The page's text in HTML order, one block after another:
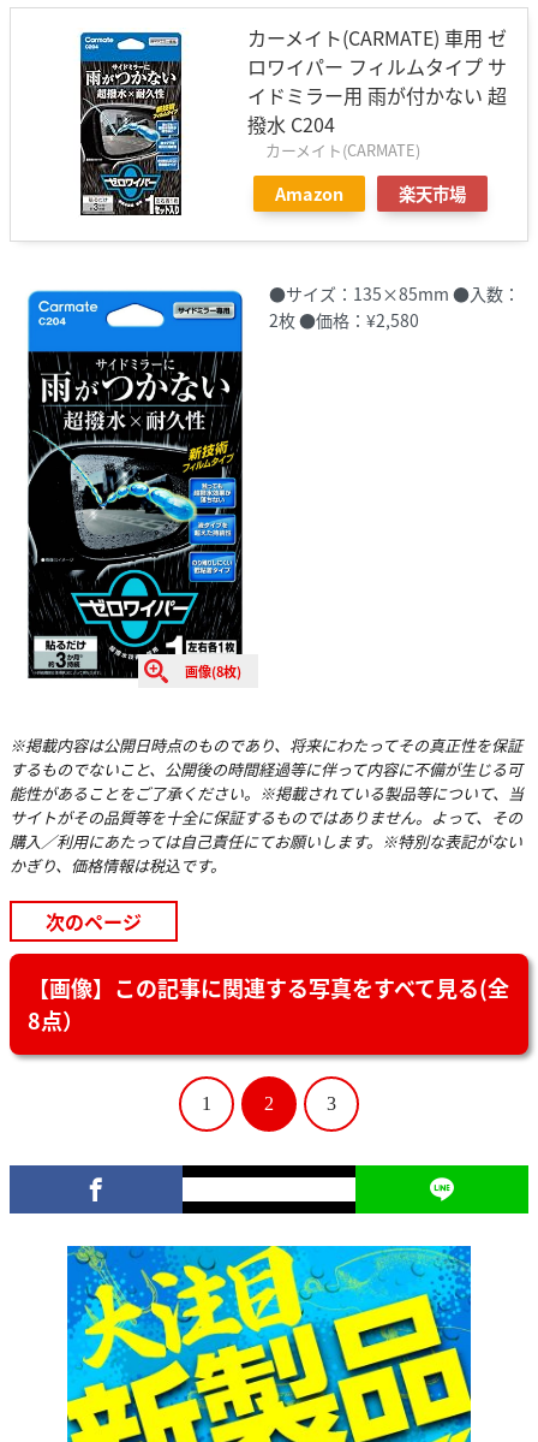
カーメイト(CARMATE) 車用 ゼ
ロワイパー フィルムタイプ サ
イドミラー用 雨が付かない 超
撥水 C204
カーメイト(CARMATE)
Amazon 楽天市場
画像(8枚)
●サイズ：135×85mm ●入数：
2枚 ●価格：¥2,580
※掲載内容は公開日時点のものであり、将来にわたってその真正性を保証
するものでないこと、公開後の時間経過等に伴って内容に不備が生じる可
能性があることをご了承ください。※掲載されている製品等について、当
サイトがその品質等を十全に保証するものではありません。よって、その
購入／利用にあたっては自己責任にてお願いします。※特別な表記がない
かぎり、価格情報は税込です。
次のページ
【画像】この記事に関連する写真をすべて見る(全
8点）
1 2 3